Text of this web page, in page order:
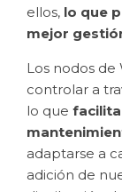
ellos, lo que
mejor
Los nodos de
controlar a
lo que
adaptarse a
adición de